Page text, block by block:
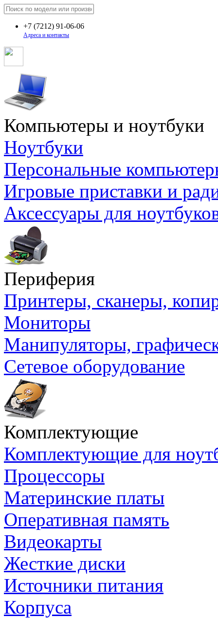
+7 (7212) 91-06-06
Адреса и контакты
Компьютеры и ноутбуки
Ноутбуки
Персональные
Игровые приставки и
Аксессуары для
Периферия
Принтеры, сканеры,
Мониторы
Манипуляторы,
Сетевое оборудование
Комплектующие
Комплектующие для
Процессоры
Материнские платы
Оперативная память
Видеокарты
Жесткие диски
Источники питания
Корпуса